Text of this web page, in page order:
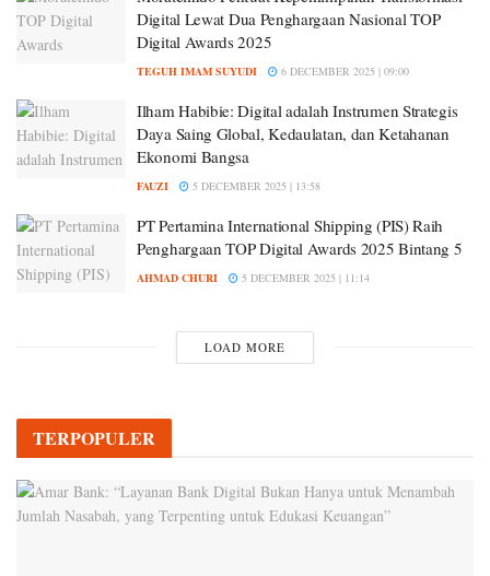
Digital Lewat Dua Penghargaan Nasional TOP
Digital Awards 2025
TEGUH IMAM SUYUDI 6 DECEMBER 2025 | 09:00
Ilham Habibie: Digital adalah Instrumen Strategis
Daya Saing Global, Kedaulatan, dan Ketahanan
Ekonomi Bangsa
FAUZI 5 DECEMBER 2025 | 13:58
PT Pertamina International Shipping (PIS) Raih
Penghargaan TOP Digital Awards 2025 Bintang 5
AHMAD CHURI 5 DECEMBER 2025 | 11:14
LOAD MORE
TERPOPULER